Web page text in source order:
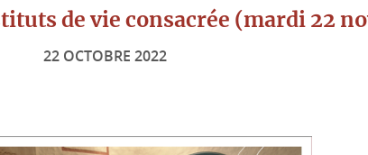
de vie consacrée (mardi 22
22 OCTOBRE 2022